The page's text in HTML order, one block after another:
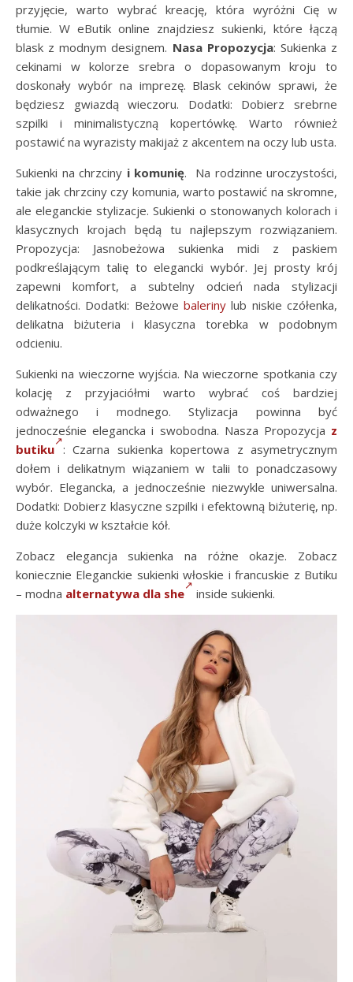
przyjęcie, warto wybrać kreację, która wyróżni Cię w
tłumie. W eButik online znajdziesz sukienki, które łączą
blask z modnym designem. Nasa Propozycja: Sukienka z
cekinami w kolorze srebra o dopasowanym kroju to
doskonały wybór na imprezę. Blask cekinów sprawi, że
będziesz gwiazdą wieczoru. Dodatki: Dobierz srebrne
szpilki i minimalistyczną kopertówkę. Warto również
postawić na wyrazisty makijaż z akcentem na oczy lub usta.
Sukienki na chrzciny i komunię. Na rodzinne uroczystości,
takie jak chrzciny czy komunia, warto postawić na skromne,
ale eleganckie stylizacje. Sukienki o stonowanych kolorach i
klasycznych krojach będą tu najlepszym rozwiązaniem.
Propozycja: Jasnobeżowa sukienka midi z paskiem
podkreślającym talię to elegancki wybór. Jej prosty krój
zapewni komfort, a subtelny odcień nada stylizacji
delikatności. Dodatki: Beżowe baleriny lub niskie czółenka,
delikatna biżuteria i klasyczna torebka w podobnym
odcieniu.
Sukienki na wieczorne wyjścia. Na wieczorne spotkania czy
kolację z przyjaciółmi warto wybrać coś bardziej
odważnego i modnego. Stylizacja powinna być
jednocześnie elegancka i swobodna. Nasza Propozycja z
butiku : Czarna sukienka kopertowa z asymetrycznym
dołem i delikatnym wiązaniem w talii to ponadczasowy
wybór. Elegancka, a jednocześnie niezwykle uniwersalna.
Dodatki: Dobierz klasyczne szpilki i efektowną biżuterię, np.
duże kolczyki w kształcie kół.
Zobacz elegancja sukienka na różne okazje. Zobacz
koniecznie Eleganckie sukienki włoskie i francuskie z Butiku
– modna alternatywa dla she inside sukienki.